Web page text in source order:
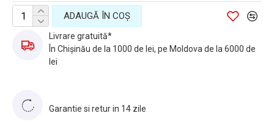
ADAUGĂ ÎN COŞ
Livrare gratuită*
În Chișinău de la 1000 de lei, pe Moldova de la 6000 de
lei
Garantie si retur in 14 zile